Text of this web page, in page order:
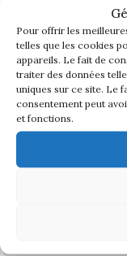
Pour offrir les
telles que les cookies
appareils. Le fait de
traiter des données
uniques sur ce site. Le
consentement peut
et fonctions.